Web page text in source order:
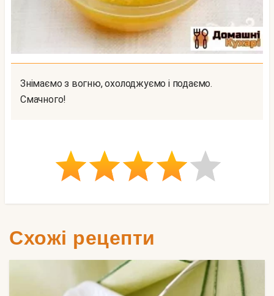
Знімаємо з вогню, охолоджуємо і подаємо.
Смачного!
Схожі рецепти